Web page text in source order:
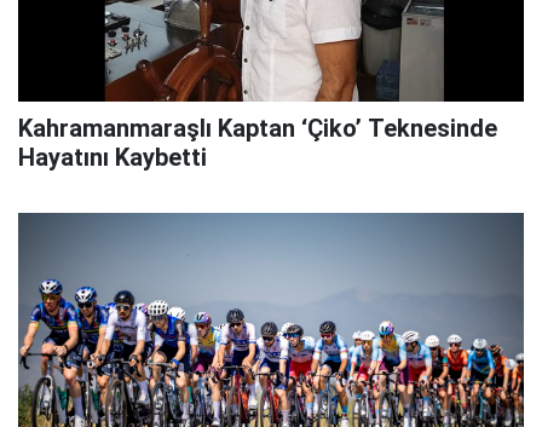
Kahramanmaraşlı Kaptan ‘Çiko’ Teknesinde
Hayatını Kaybetti